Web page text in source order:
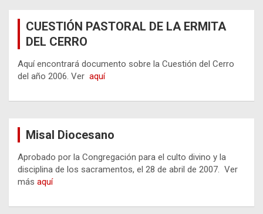
CUESTIÓN PASTORAL DE LA ERMITA
DEL CERRO
Aquí encontrará documento sobre la Cuestión del Cerro
del año 2006. Ver aquí
Misal Diocesano
Aprobado por la Congregación para el culto divino y la
disciplina de los sacramentos, el 28 de abril de 2007. Ver
más aquí